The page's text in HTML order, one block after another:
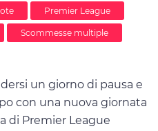
Premier League
Scommesse multiple
un giorno di pausa e
con una nuova giornata
di Premier League